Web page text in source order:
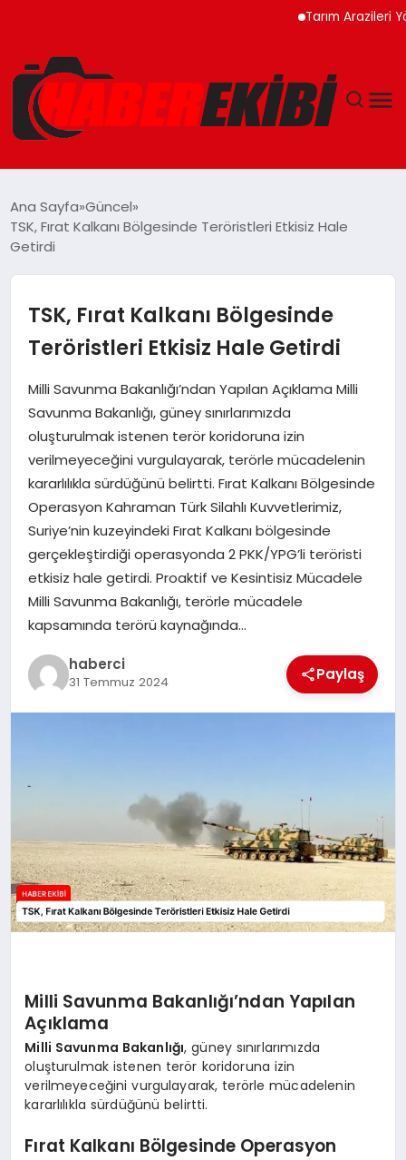
Tarım Arazileri
GÜNCEL
MAGAZIN
SAĞLIK
SPOR
TEKNOLOJI
YAŞAM
Ana Sayfa Güncel
TSK, Fırat Kalkanı Bölgesinde Teröristleri Etkisiz Hale
Getirdi
TSK, Fırat Kalkanı Bölgesinde
Teröristleri Etkisiz Hale Getirdi
Milli Savunma Bakanlığı’ndan Yapılan Açıklama Milli
Savunma Bakanlığı, güney sınırlarımızda
oluşturulmak istenen terör koridoruna izin
verilmeyeceğini vurgulayarak, terörle mücadelenin
kararlılıkla sürdüğünü belirtti. Fırat Kalkanı Bölgesinde
Operasyon Kahraman Türk Silahlı Kuvvetlerimiz,
Suriye’nin kuzeyindeki Fırat Kalkanı bölgesinde
gerçekleştirdiği operasyonda 2 PKK/YPG’li teröristi
etkisiz hale getirdi. Proaktif ve Kesintisiz Mücadele
Milli Savunma Bakanlığı, terörle mücadele
kapsamında terörü kaynağında…
haberci
31 Temmuz 2024 Paylaş
Milli Savunma Bakanlığı’ndan Yapılan
Açıklama
Milli Savunma Bakanlığı, güney sınırlarımızda
oluşturulmak istenen terör koridoruna izin
verilmeyeceğini vurgulayarak, terörle mücadelenin
kararlılıkla sürdüğünü belirtti.
Fırat Kalkanı Bölgesinde Operasyon